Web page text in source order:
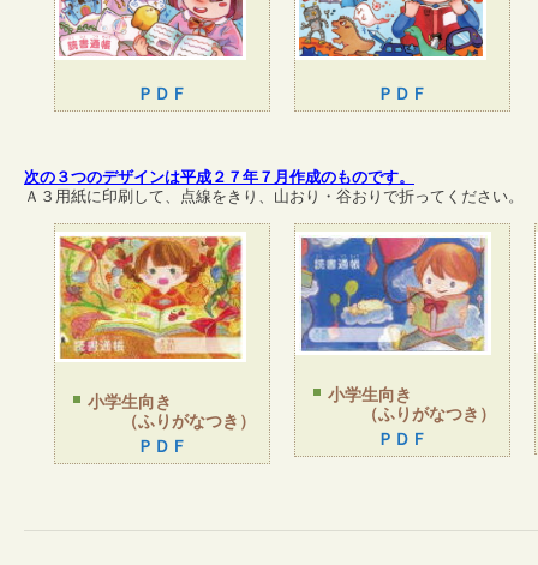
ＰＤＦ ＰＤＦ
次の３つのデザインは平成２７年７月作成のものです。
Ａ３用紙に印刷して、点線をきり、山おり・谷おりで折ってください。
小学生向き
（ふりがなつき）
ＰＤＦ
小学生向き
（ふりがなつき）
ＰＤＦ